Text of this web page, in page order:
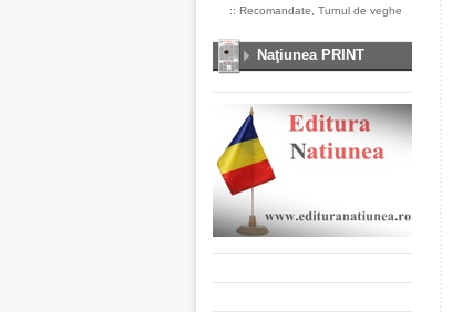
:: Recomandate Turnul de veghe
Naţiunea PRINT